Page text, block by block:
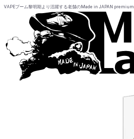
VAPEブーム黎明期より活躍する老舗のMade in JAPAN premium